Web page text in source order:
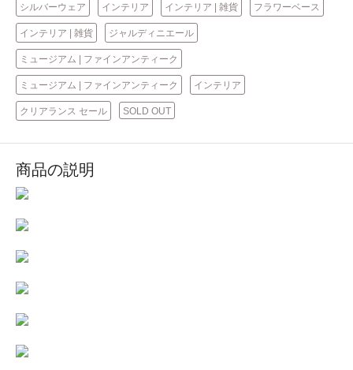
シルバーウェア インテリア インテリア | 雑貨 フラワーベース
インテリア | 雑貨 ジャルディニエール
ミュージアム | ファインアンティーク
ミュージアム | ファインアンティーク インテリア
クリアランス セール SOLD OUT
商品の説明